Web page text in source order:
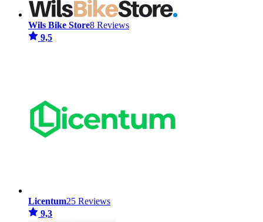
Wils Bike Store8 Reviews
9,5
Licentum25 Reviews
9,3